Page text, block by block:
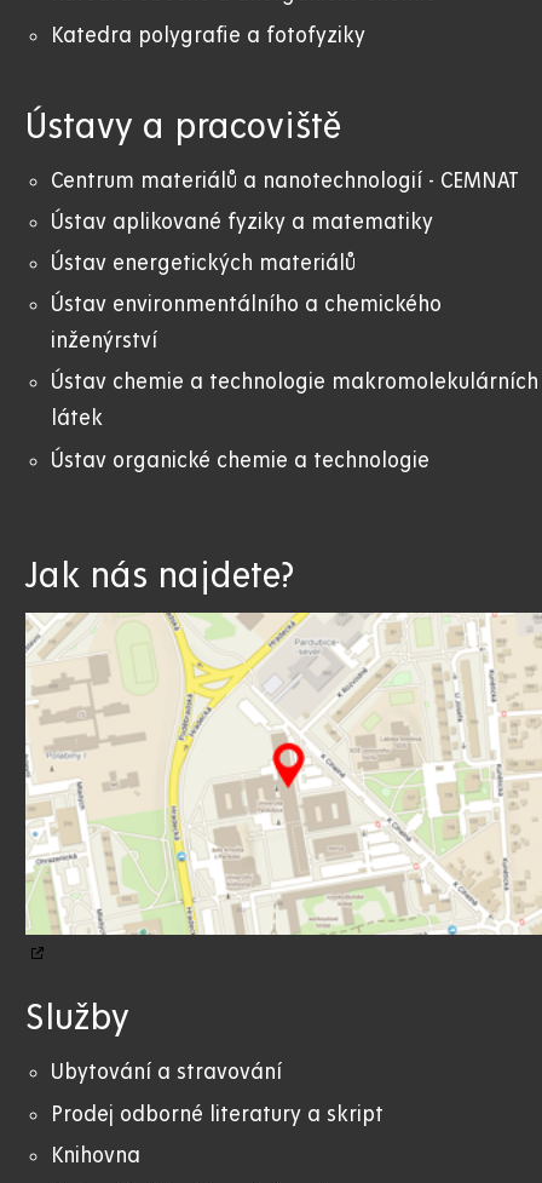
Katedra polygrafie a fotofyziky
Ústavy a pracoviště
Centrum materiálů a nanotechnologií - CEMNAT
Ústav aplikované fyziky a matematiky
Ústav energetických materiálů
Ústav environmentálního a chemického
inženýrství
Ústav chemie a technologie makromolekulárních
látek
Ústav organické chemie a technologie
Jak nás najdete?
Služby
Ubytování a stravování
Prodej odborné literatury a skript
Knihovna